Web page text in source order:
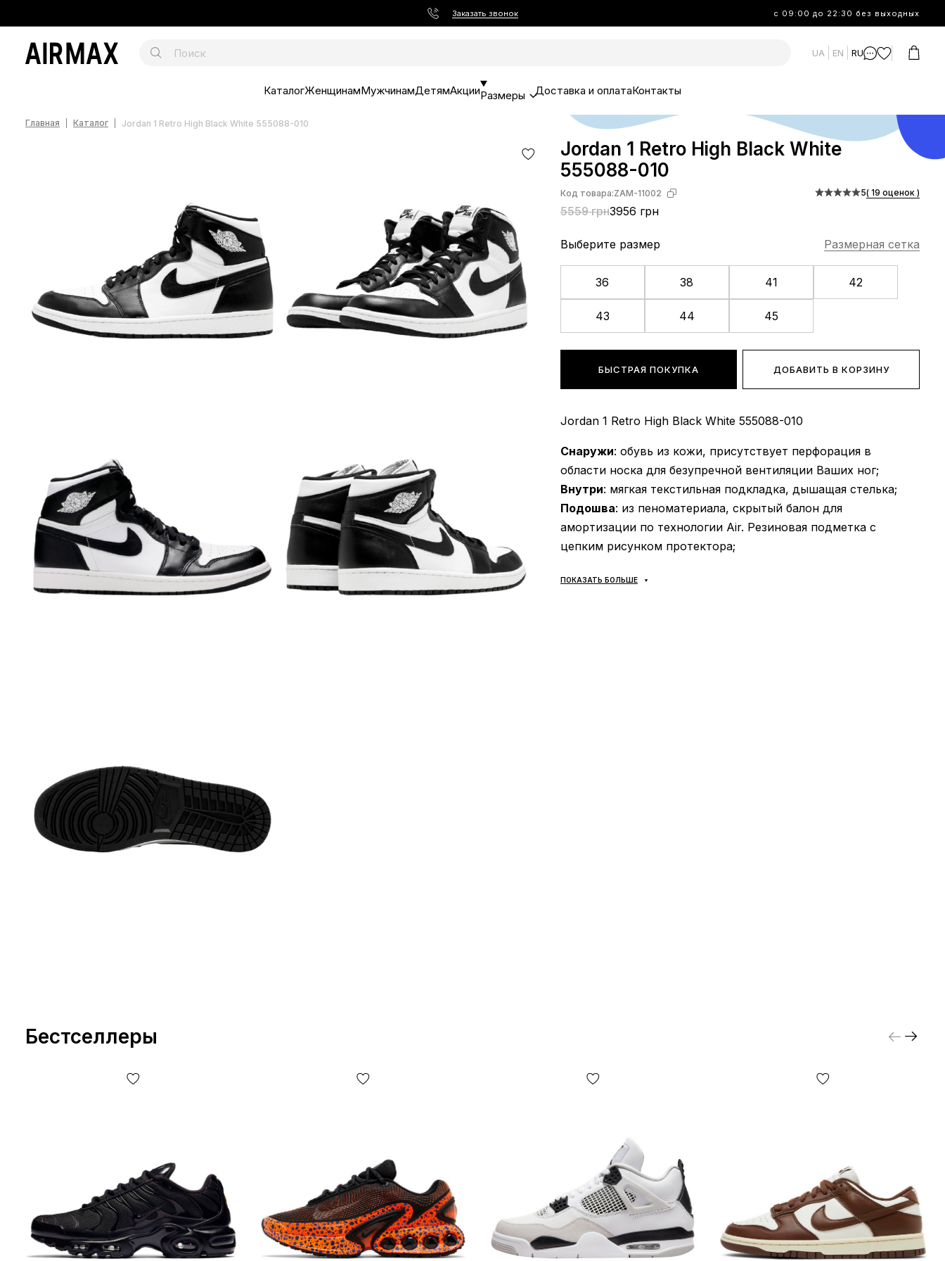
Заказать звонок с 09:00 до 22:30 без выходных
UA EN RU
КаталогЖенщинамМужчинамДетямАкцииРазмеры Доставка и оплатаКонтакты
Главная Каталог Jordan 1 Retro High Black White 555088-010
Jordan 1 Retro High Black White
555088-010
Код товара:ZAM-11002
5559 грн3956 грн
5( 19 оценок )
Выберите размер Размерная сетка
36 38 41 42
43 44 45
БЫСТРАЯ ПОКУПКА ДОБАВИТЬ В КОРЗИНУ
Jordan 1 Retro High Black White 555088-010
Снаружи: обувь из кожи, присутствует перфорация в
области носка для безупречной вентиляции Ваших ног;
Внутри: мягкая текстильная подкладка, дышащая стелька;
Подошва: из пеноматериала, скрытый балон для
амортизации по технологии Air. Резиновая подметка с
цепким рисунком протектора;
Производитель
графу JP (может маркироваться как JAPAN или CM) - в этой
бирке кроссовок. Кроме этого, следует обратить внимание
на то, какие EUR (может маркироваться как FR) и USA
(иногда маркируется как US) размеры указаны на Ваших
кроссовках.
Подведем итоги, для правильного определения размера
ПОКАЗАТЬ БОЛЬШЕ
Бестселлеры